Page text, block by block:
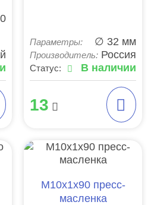
Параметры: ∅ 32 мм
Производитель: Россия
Статус: В наличии
13
М10х1х90 пресс-
масленка